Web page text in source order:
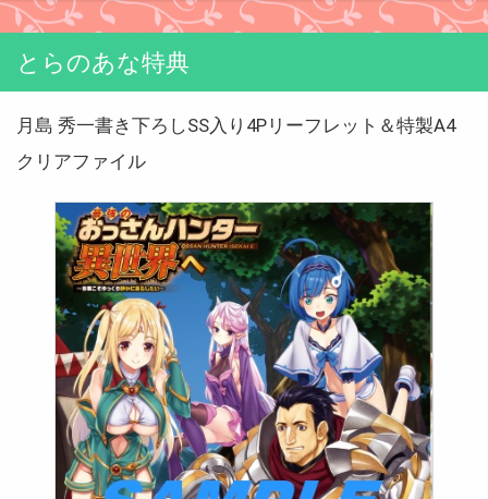
とらのあな特典
月島 秀一書き下ろしSS入り4Pリーフレット＆特製A4
クリアファイル